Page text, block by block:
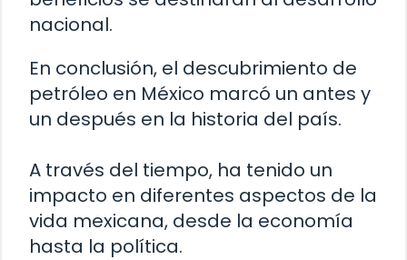
nacional.
En conclusión, el descubrimiento de
petróleo en México marcó un antes y
un después en la historia del país.
A través del tiempo, ha tenido un
impacto en diferentes aspectos de la
vida mexicana, desde la economía
hasta la política.